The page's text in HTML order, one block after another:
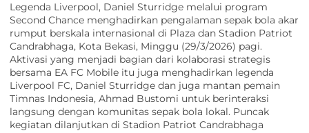
Legenda Liverpool, Daniel Sturridge melalui program
Second Chance menghadirkan pengalaman sepak bola akar
rumput berskala internasional di Plaza dan Stadion Patriot
Candrabhaga, Kota Bekasi, Minggu (29/3/2026) pagi.
Aktivasi yang menjadi bagian dari kolaborasi strategis
bersama EA FC Mobile itu juga menghadirkan legenda
Liverpool FC, Daniel Sturridge dan juga mantan pemain
Timnas Indonesia, Ahmad Bustomi untuk berinteraksi
langsung dengan komunitas sepak bola lokal. Puncak
kegiatan dilanjutkan di Stadion Patriot Candrabhaga